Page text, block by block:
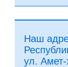
Наш
ул.